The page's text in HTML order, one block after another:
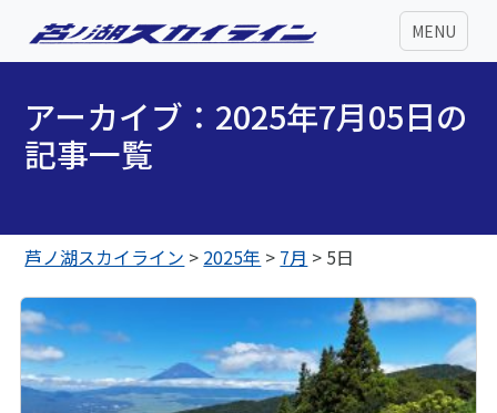
MENU
アーカイブ：2025年7月05日の
記事一覧
芦ノ湖スカイライン > 2025年 > 7月 > 5日